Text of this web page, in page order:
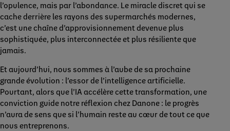
l’opulence, mais par l’abondance. Le miracle discret qui se
cache derrière les rayons des supermarchés modernes,
c’est une chaîne d’approvisionnement devenue plus
sophistiquée, plus interconnectée et plus résiliente que
jamais.
Et aujourd’hui, nous sommes à l’aube de sa prochaine
grande évolution : l’essor de l’intelligence artificielle.
Pourtant, alors que l’IA accélère cette transformation, une
conviction guide notre réflexion chez Danone : le progrès
n’aura de sens que si l’humain reste au cœur de tout ce que
nous entreprenons.